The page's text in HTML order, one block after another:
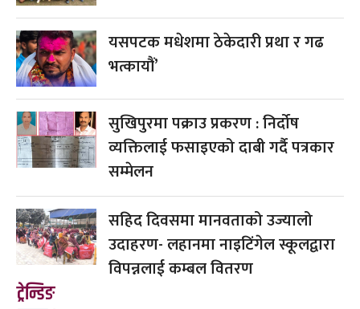
यसपटक मधेशमा ठेकेदारी प्रथा र गढ
भत्कायौं’
सुखिपुरमा पक्राउ प्रकरण : निर्दोष
व्यक्तिलाई फसाइएको दाबी गर्दै पत्रकार
सम्मेलन
सहिद दिवसमा मानवताको उज्यालो
उदाहरण- लहानमा नाइटिंगेल स्कूलद्वारा
विपन्नलाई कम्बल वितरण
ट्रेन्डिङ